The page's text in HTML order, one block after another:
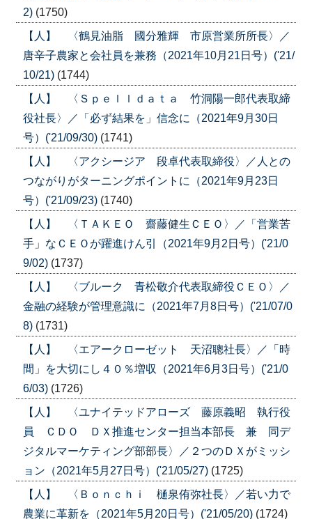
2) (1750)
【人】 〈鶴見油脂 國分雅輝 市原営業所所長〉／
唐辛子農家と会社員を兼務（2021年10月21日号）('21/
10/21) (1744)
【人】 〈Ｓｐｅｌｌｄａｔａ 竹洞陽一郎代表取締
役社長〉／「必ず結果を」信念に（2021年9月30日
号）('21/09/30) (1741)
【人】 〈アクシージア 段卓代表取締役〉／人との
つながりがターニングポイントに（2021年9月23日
号）('21/09/23) (1740)
【人】 〈ＴＡＫＥＯ 齋藤健生ＣＥＯ〉／「営業苦
手」なＣＥＯが躍進けん引（2021年9月2日号）('21/0
9/02) (1737)
【人】 〈ブルーク 青松敬介代表取締役ＣＥＯ〉／
金融の経験が管理意識に（2021年7月8日号）('21/07/0
8) (1731)
【人】 〈エアークローゼット 天沼聰社長〉／「時
間」を大切にし４０％増収（2021年6月3日号）('21/0
6/03) (1726)
【人】 〈ユナイテッドアローズ 藤原義昭 執行役
員 ＣＤＯ ＤＸ推進センター担当本部長 兼 同デ
ジタルマーケティング部部長〉／２つのＤＸがミッシ
ョン（2021年5月27日号）('21/05/27) (1725)
【人】 〈Ｂｏｎｃｈｉ 樋泉侑弥社長〉／若い力で
農業に革新を（2021年5月20日号）('21/05/20) (1724)